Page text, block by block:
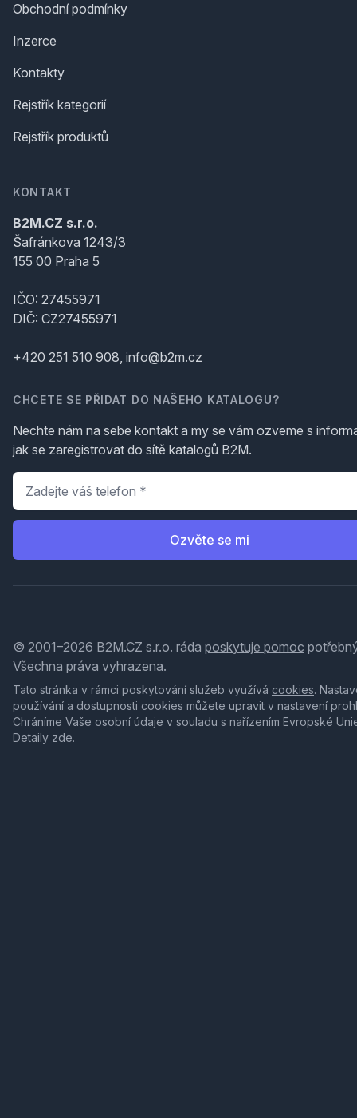
Obchodní podmínky
Inzerce
Kontakty
Rejstřík kategorií
Rejstřík produktů
KONTAKT
B2M.CZ s.r.o.
Šafránkova 1243/3
155 00 Praha 5
IČO: 27455971
DIČ: CZ27455971
+420 251 510 908, info@b2m.cz
CHCETE SE PŘIDAT DO NAŠEHO KATALOGU?
Nechte nám na sebe kontakt a my se vám ozveme s
jak se zaregistrovat do sítě katalogů B2M.
Telefon
Ozvěte se mi
© 2001–2026 B2M.CZ s.r.o. ráda poskytuje pomoc
Všechna práva vyhrazena.
Tato stránka v rámci poskytování služeb využívá cookies.
používání a dostupnosti cookies můžete upravit v nastavení
Chráníme Vaše osobní údaje v souladu s nařízením Evropské
Detaily zde.